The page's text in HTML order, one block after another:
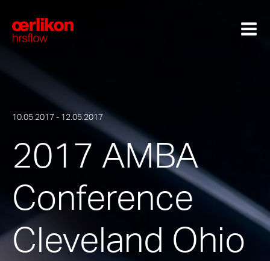
10.05.2017 - 12.05.2017
2017 AMBA
Conference
Cleveland Ohio